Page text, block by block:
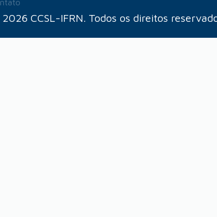
CCSL-IFRN. Todos os direitos